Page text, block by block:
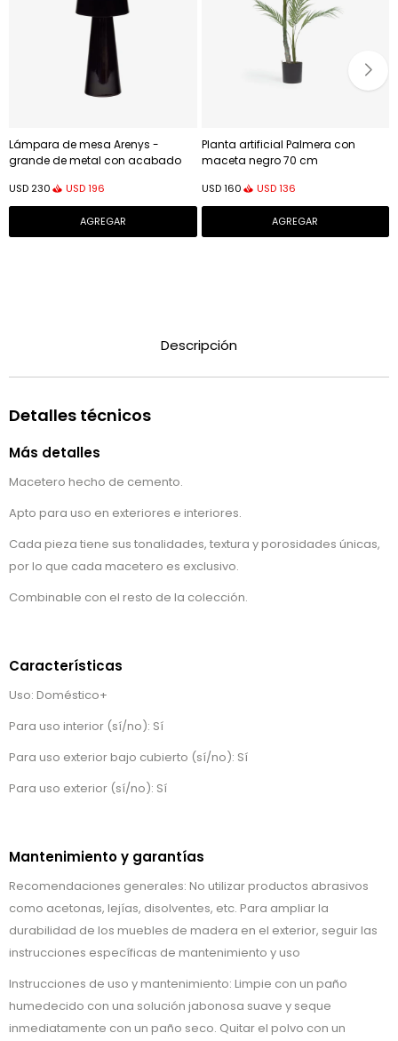
Lámpara de mesa Arenys -
grande de metal con acabado
USD 230 USD196
Planta artificial Palmera con
maceta negro 70 cm
USD 160 USD 136
Descripción
Detalles técnicos
Más detalles
Macetero hecho de cemento.
Apto para uso en exteriores e interiores.
Cada pieza tiene sus tonalidades, textura y porosidades únicas,
por lo que cada macetero es exclusivo.
Combinable con el resto de la colección.
Características
Uso: Doméstico+
Para uso interior (sí/no): Sí
Para uso exterior bajo cubierto (sí/no): Sí
Para uso exterior (sí/no): Sí
Mantenimiento y garantías
Recomendaciones generales: No utilizar productos abrasivos
como acetonas, lejías, disolventes, etc. Para ampliar la
durabilidad de los muebles de madera en el exterior, seguir las
instrucciones específicas de mantenimiento y uso
Instrucciones de uso y mantenimiento: Limpie con un paño
humedecido con una solución jabonosa suave y seque
inmediatamente con un paño seco. Quitar el polvo con un